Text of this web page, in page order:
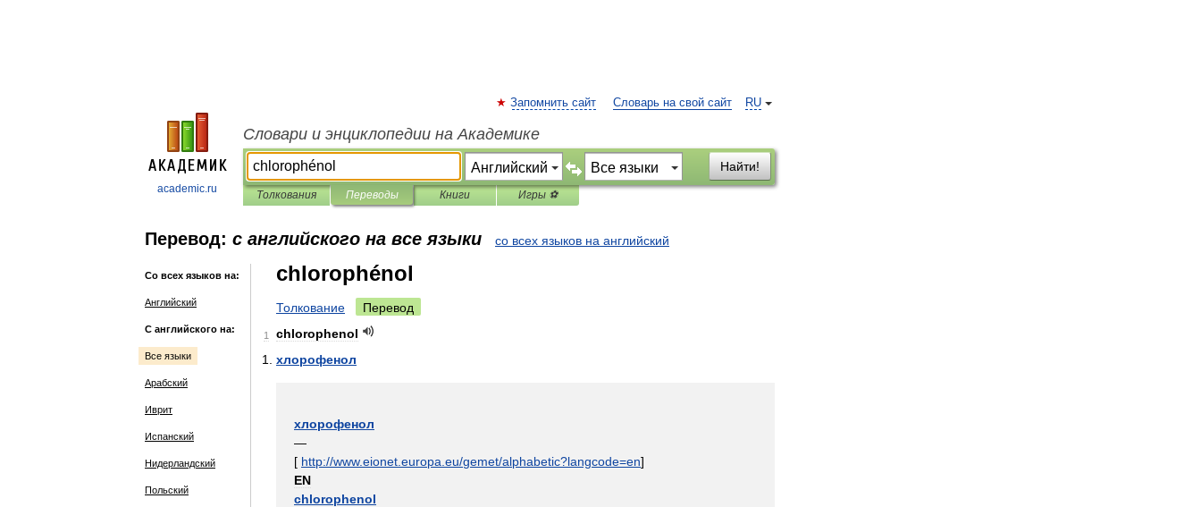
academic.ru
RU
Запомнить сайт Словарь на свой сайт
Словари и энциклопедии на Академике
Найти!
Толкования Переводы Книги Игры ⚽
Перевод: с английского на все языки со всех языков на английский
Со всех языков на:
Английский
С английского на:
Все языки
Арабский
Иврит
Испанский
Нидерландский
Польский
chlorophénol
Толкование Перевод
1
chlorophenol
хлорофенол
хлорофенол
—
[ http://www.eionet europa eu/gemet/alphabetic?langcode=en]
EN
chlorophenol